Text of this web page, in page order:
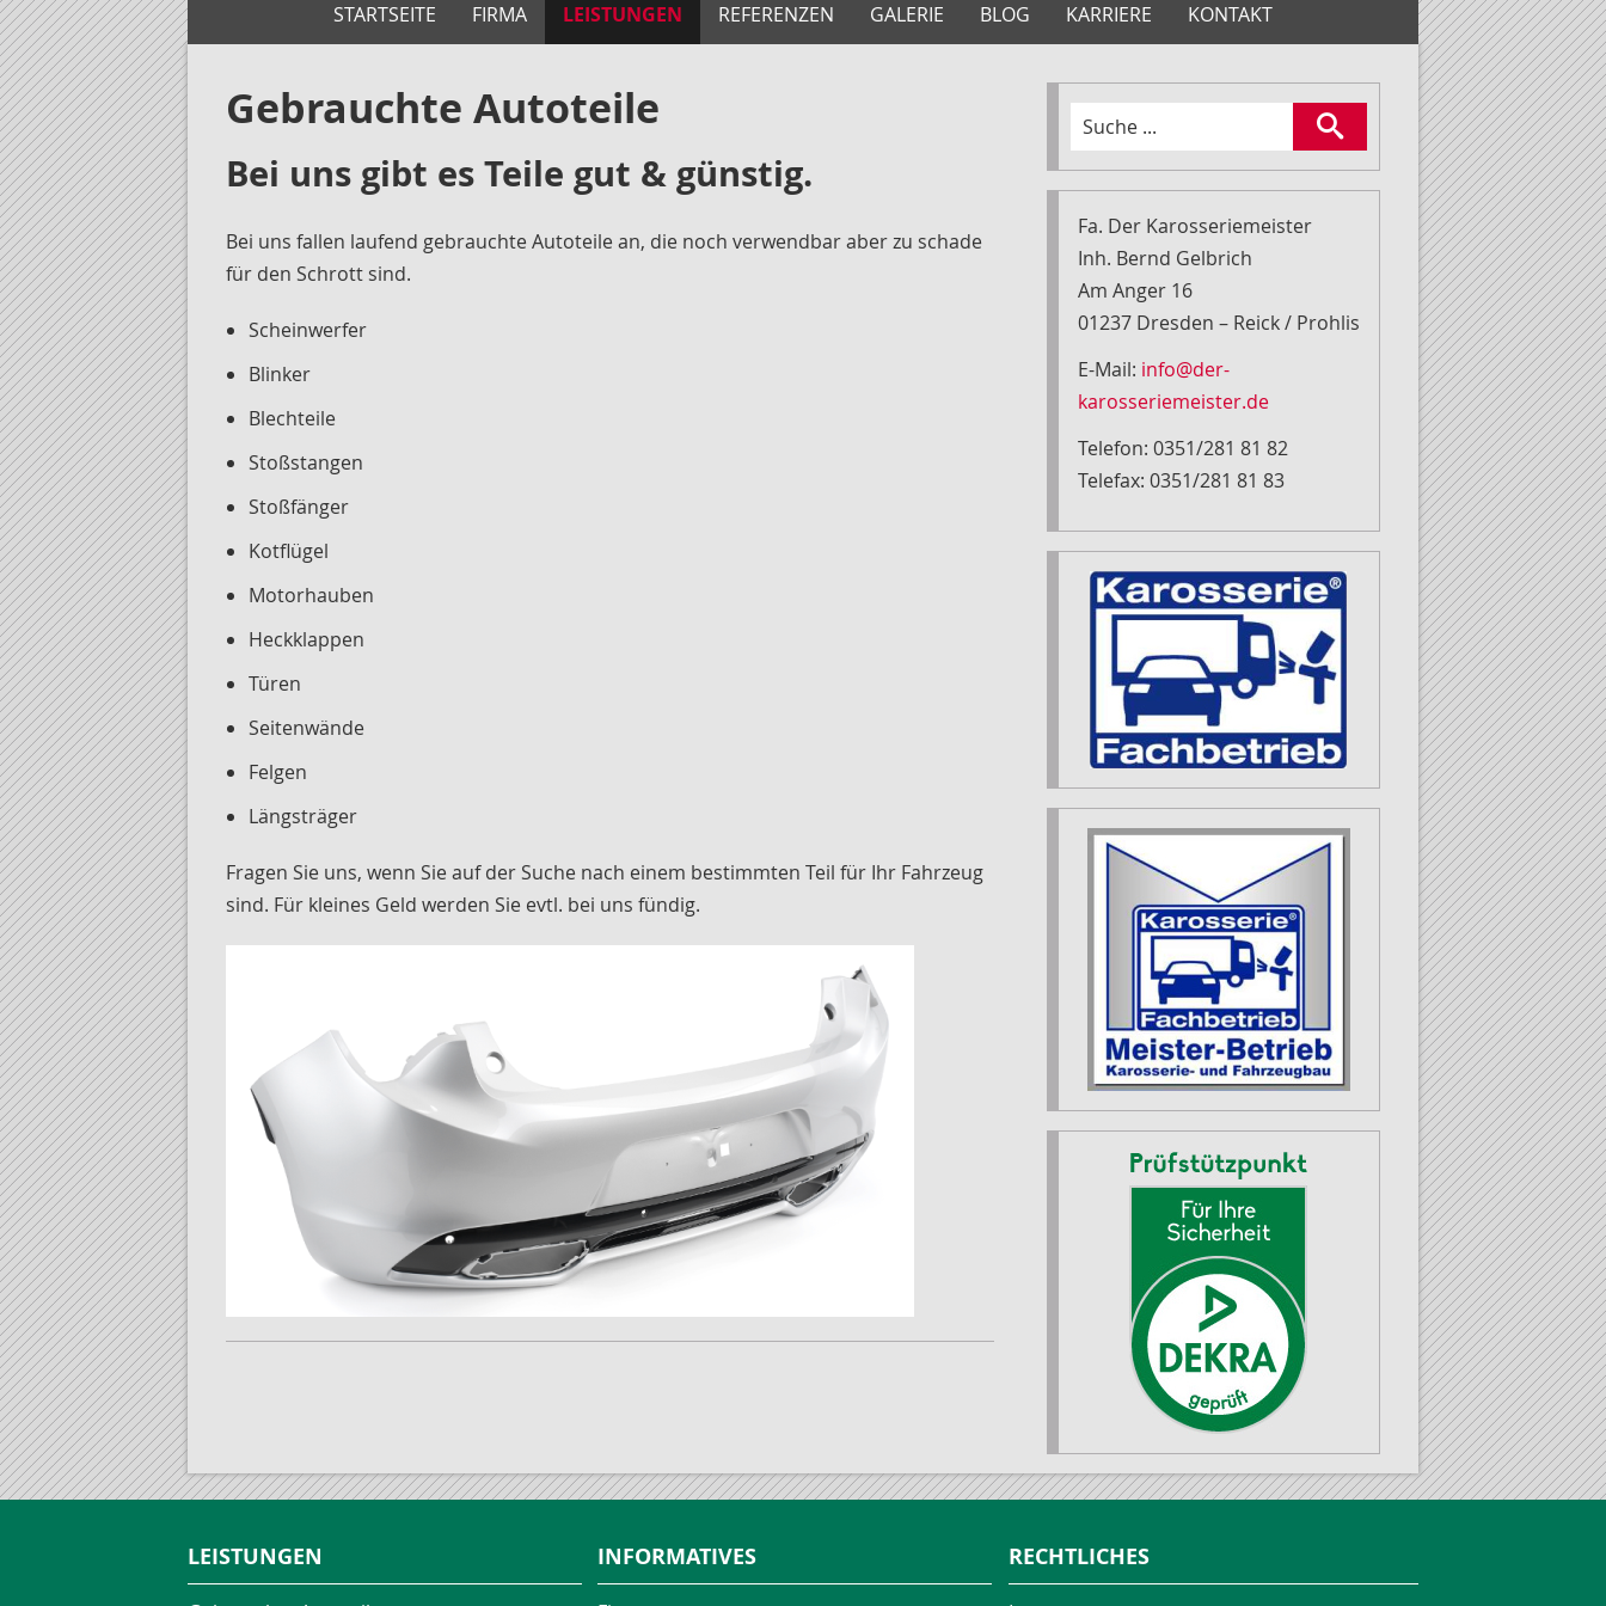
STARTSEITE FIRMA LEISTUNGEN REFERENZEN GALERIE BLOG KARRIERE KONTAKT
Gebrauchte Autoteile
Bei uns gibt es Teile gut & günstig.
Bei uns fallen laufend gebrauchte Autoteile an, die noch verwendbar aber zu schade
für den Schrott sind.
Scheinwerfer
Blinker
Blechteile
Stoßstangen
Stoßfänger
Kotflügel
Motorhauben
Heckklappen
Türen
Seitenwände
Felgen
Längsträger
Fragen Sie uns, wenn Sie auf der Suche nach einem bestimmten Teil für Ihr Fahrzeug
sind. Für kleines Geld werden Sie evtl. bei uns fündig.
Fa. Der Karosseriemeister
Inh. Bernd Gelbrich
Am Anger 16
01237 Dresden – Reick / Prohlis
E-Mail: info@der-
karosseriemeister.de
Telefon: 0351/281 81 82
Telefax: 0351/281 81 83
LEISTUNGEN INFORMATIVES RECHTLICHES